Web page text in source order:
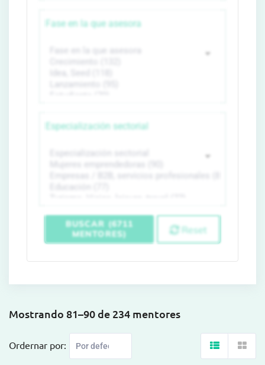
Fase en la que asesora
Especialización sectorial
BUSCAR (6711
MENTORES)
Reset
Mostrando 81–90 de 234 mentores
Ordernar por: